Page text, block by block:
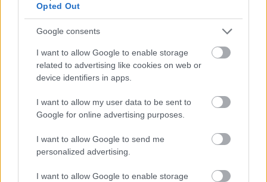
Opted Out
Google consents
I want to allow Google to enable storage
related to advertising like cookies on web or
device identifiers in apps.
I want to allow my user data to be sent to
Google for online advertising purposes.
I want to allow Google to send me
personalized advertising.
I want to allow Google to enable storage
a ManUtdFanatics.hu működését!